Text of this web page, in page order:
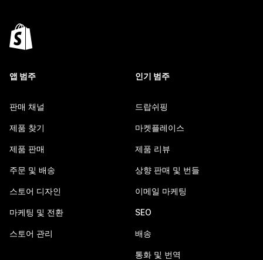
앱 범주
판매 채널
제품 찾기
제품 판매
주문 및 배송
스토어 디자인
마케팅 및 전환
스토어 관리
인기 범주
드랍쉬핑
마켓플레이스
제품 리뷰
상향 판매 및 번들
이메일 마케팅
SEO
배송
통화 및 번역